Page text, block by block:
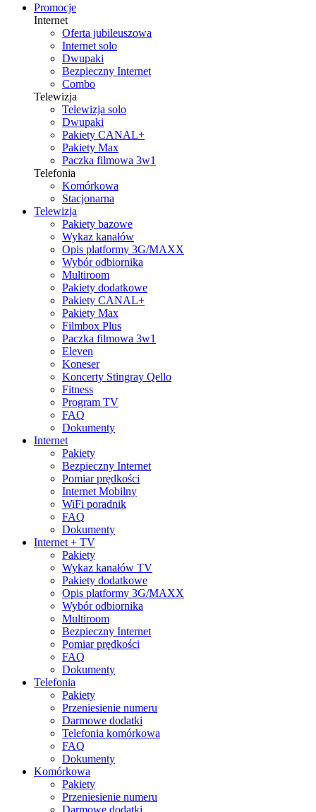
Promocje
Internet
Oferta jubileuszowa
Internet solo
Dwupaki
Bezpieczny Internet
Combo
Telewizja
Telewizja solo
Dwupaki
Pakiety CANAL+
Pakiety Max
Paczka filmowa 3w1
Telefonia
Komórkowa
Stacjonarna
Telewizja
Pakiety bazowe
Wykaz kanałów
Opis platformy 3G/MAXX
Wybór odbiornika
Multiroom
Pakiety dodatkowe
Pakiety CANAL+
Pakiety Max
Filmbox Plus
Paczka filmowa 3w1
Eleven
Koneser
Koncerty Stingray Qello
Fitness
Program TV
FAQ
Dokumenty
Internet
Pakiety
Bezpieczny Internet
Pomiar prędkości
Internet Mobilny
WiFi poradnik
FAQ
Dokumenty
Internet + TV
Pakiety
Wykaz kanałów TV
Pakiety dodatkowe
Opis platformy 3G/MAXX
Wybór odbiornika
Multiroom
Bezpieczny Internet
Pomiar prędkości
FAQ
Dokumenty
Telefonia
Pakiety
Przeniesienie numeru
Darmowe dodatki
Telefonia komórkowa
FAQ
Dokumenty
Komórkowa
Pakiety
Przeniesienie numeru
Darmowe dodatki